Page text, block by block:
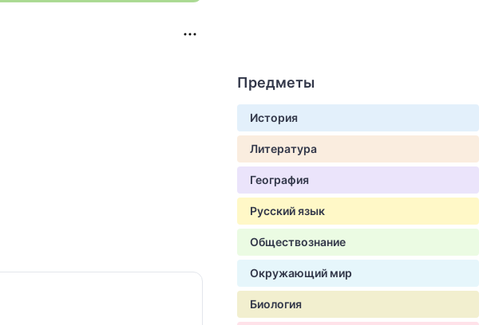
Предметы
История
Литература
География
Русский язык
Обществознание
Окружающий мир
Биология